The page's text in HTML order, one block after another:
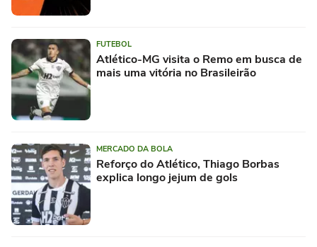
FUTEBOL
Atlético-MG visita o Remo em busca de
mais uma vitória no Brasileirão
MERCADO DA BOLA
Reforço do Atlético, Thiago Borbas
explica longo jejum de gols